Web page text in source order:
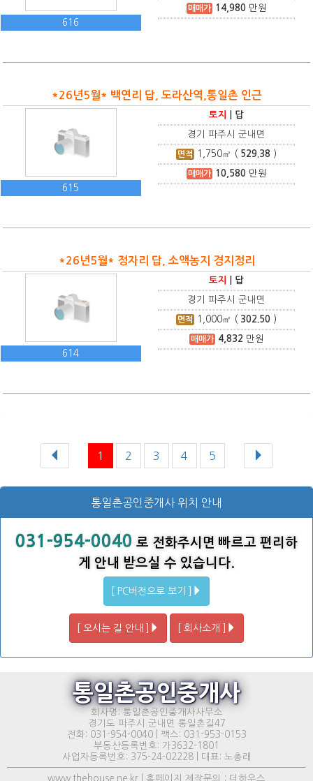
616
매매가 14,980만원
*26년5월* 백연리 답, 도라산역,통일촌 인근
615
토지 답
경기 파주시 군내면
면적 1,750㎡ ( 529.38 )
매매가 10,580만원
*26년5월* 정자리 답, 소액농지 경지정리
614
토지 답
경기 파주시 군내면
면적 1,000㎡ ( 302.50 )
매매가 4,832 만원
1 2 3 4 5
통일촌공인중개사 위치 안내
031-954-0040 로 전화주시면 빠르고 편리하
게 안내 받으실 수 있습니다.
[ PC버전으로 보기 ]
[ 오시는 길 안내 ] [ 회사소개 ]
통일촌공인중개사
회사명: 통일촌공인중개사사무소
경기도 파주시 군내면 통일촌길47
전화: 031-954-0040 | 팩스: 031-953-0153
부동산등록번호: 가3632-1801
사업자등록번호: 375-24-02228 | 대표: 노총래
www.thehouse.ne.kr | 홈페이지 제작문의 : 더하우스